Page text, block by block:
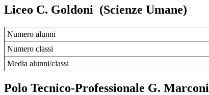
Liceo C. Goldoni (Scienze Umane)
Numero alunni
Numero classi
Media alunni/classi
Polo Tecnico-Professionale G. Marconi